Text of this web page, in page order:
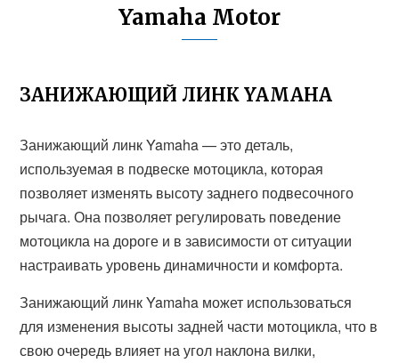
Yamaha Motor
ЗАНИЖАЮЩИЙ ЛИНК YAMAHA
Занижающий линк Yamaha — это деталь,
используемая в подвеске мотоцикла, которая
позволяет изменять высоту заднего подвесочного
рычага. Она позволяет регулировать поведение
мотоцикла на дороге и в зависимости от ситуации
настраивать уровень динамичности и комфорта.
Занижающий линк Yamaha может использоваться
для изменения высоты задней части мотоцикла, что в
свою очередь влияет на угол наклона вилки,